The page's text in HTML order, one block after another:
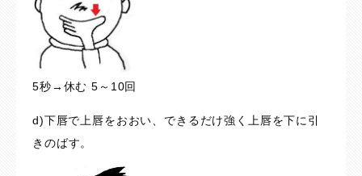
5秒→休む 5～10回
d)下唇で上唇をおおい、できるだけ強く上唇を下に引
きのばす。